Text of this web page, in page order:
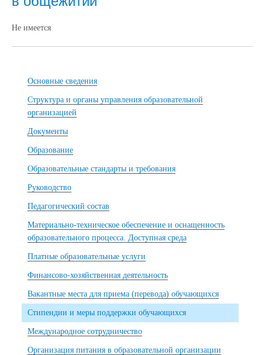
Не имеется
Основные сведения
Структура и органы управления образовательной
организацией
Документы
Образование
Образовательные стандарты и требования
Руководство
Педагогический состав
Материально-техническое обеспечение и оснащенность
образовательного процесса. Доступная среда
Платные образовательные услуги
Финансово-хозяйственная деятельность
Вакантные места для приема (перевода) обучающихся
Стипендии и меры поддержки обучающихся
Международное сотрудничество
Организация питания в образовательной организации